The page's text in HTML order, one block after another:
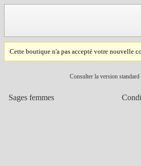
Cette boutique n'a pas accepté votre nouvelle
Consulter la version standard
Sages femmes